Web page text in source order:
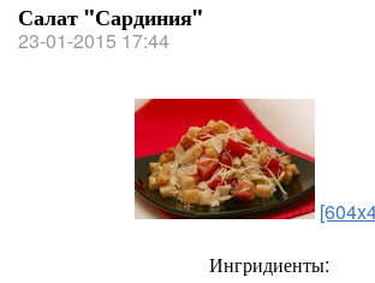
Салат "Сардиния"
23-01-2015 17:44
Ингридиенты: